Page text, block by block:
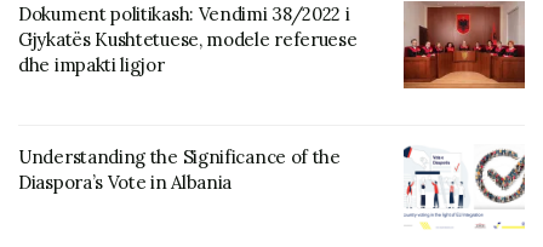
Dokument politikash: Vendimi 38/2022 i
Gjykatës Kushtetuese, modele referuese
dhe impakti ligjor
Understanding the Significance of the
Diaspora’s Vote in Albania